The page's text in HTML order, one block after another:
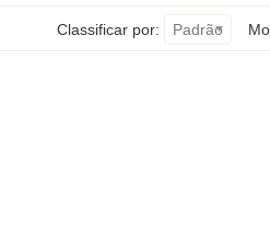
Classificar por: Padrão